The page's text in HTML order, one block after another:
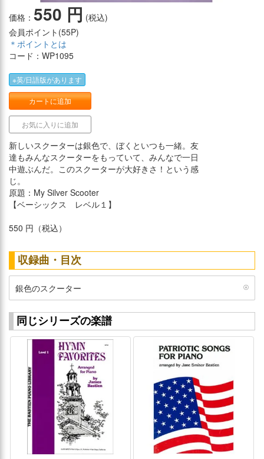
価格： 550 円 (税込)
会員ポイント(55P)
＊ポイントとは
コード：WP1095
※英/日語版があります
カートに追加
お気に入りに追加
新しいスクーターは銀色で、ぼくといつも一緒。友
達もみんなスクーターをもっていて、みんなで一日
中遊ぶんだ。このスクーターが大好きさ！という感
じ。
原題：My Silver Scooter
【ベーシックス レベル１】
550 円（税込）
収録曲・目次
銀色のスクーター
同じシリーズの楽譜